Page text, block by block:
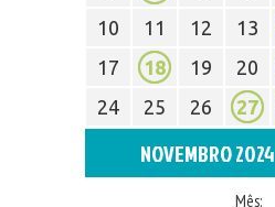
10
11 12 13
17
18 19 20
24
25 26 27
NOVEMBRO 2024
Mês: